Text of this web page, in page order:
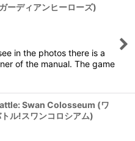
ーディアンヒーローズ)
in the photos there is a
of the manual. The game
Swan Colosseum (ワ
ル!スワンコロシアム)